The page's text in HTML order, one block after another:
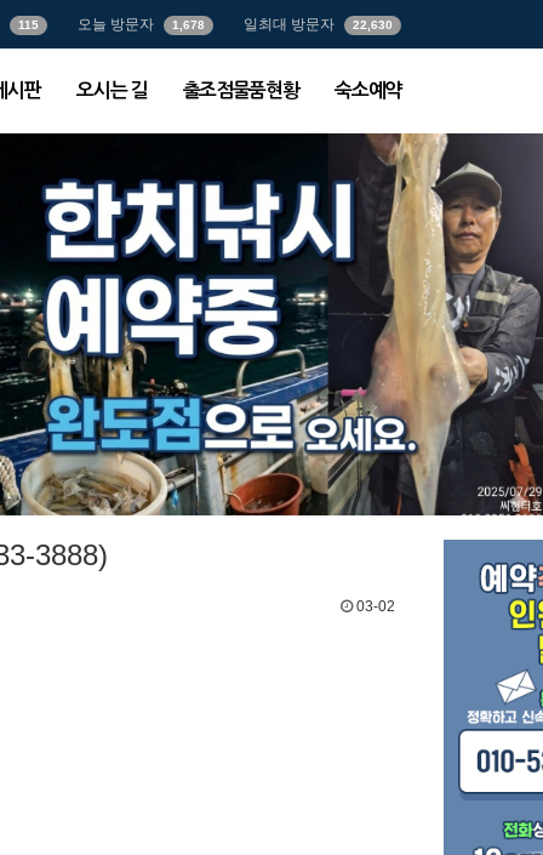
115 오늘 방문자 1,678 일최대 방문자 22,630
시판 오시는 길 출조점물품현황 숙소예약
3888)
03-02